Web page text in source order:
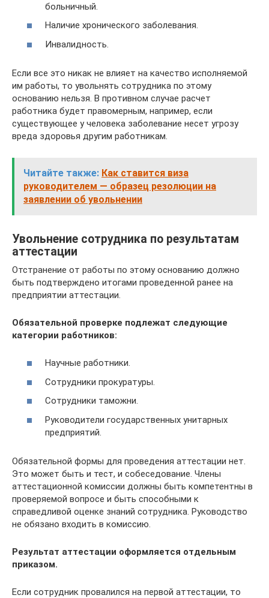
больничный.
Наличие хронического заболевания.
Инвалидность.
Если все это никак не влияет на качество исполняемой
им работы, то увольнять сотрудника по этому
основанию нельзя. В противном случае расчет
работника будет правомерным, например, если
существующее у человека заболевание несет угрозу
вреда здоровья другим работникам.
Читайте также: Как ставится виза
руководителем — образец резолюции на
заявлении об увольнении
Увольнение сотрудника по результатам
аттестации
Отстранение от работы по этому основанию должно
быть подтверждено итогами проведенной ранее на
предприятии аттестации.
Обязательной проверке подлежат следующие
категории работников:
Научные работники.
Сотрудники прокуратуры.
Сотрудники таможни.
Руководители государственных унитарных
предприятий.
Обязательной формы для проведения аттестации нет.
Это может быть и тест, и собеседование. Члены
аттестационной комиссии должны быть компетентны в
проверяемой вопросе и быть способными к
справедливой оценке знаний сотрудника. Руководство
не обязано входить в комиссию.
Результат аттестации оформляется отдельным
приказом.
Если сотрудник провалился на первой аттестации, то